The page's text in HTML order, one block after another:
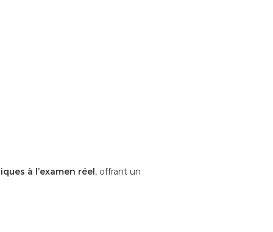
à l’examen réel, offrant un